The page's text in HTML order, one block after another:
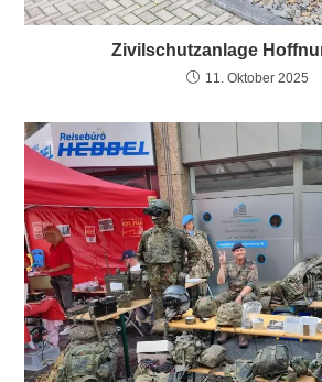
Zivilschutzanlage
11. Oktober 2025